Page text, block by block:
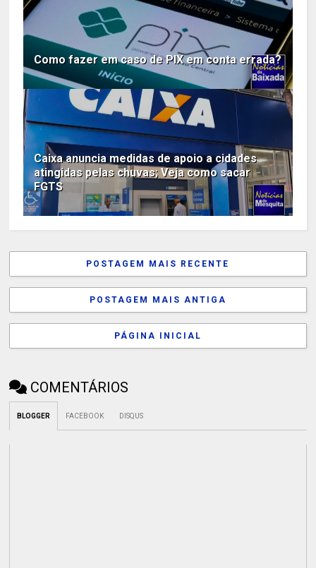
Como fazer em caso de PIX em conta errada?
Caixa anuncia medidas de apoio a cidades
atingidas pelas chuvas; Veja como sacar
FGTS
POSTAGEM MAIS RECENTE
POSTAGEM MAIS ANTIGA
PÁGINA INICIAL
COMENTÁRIOS
BLOGGER FACEBOOK DISQUS